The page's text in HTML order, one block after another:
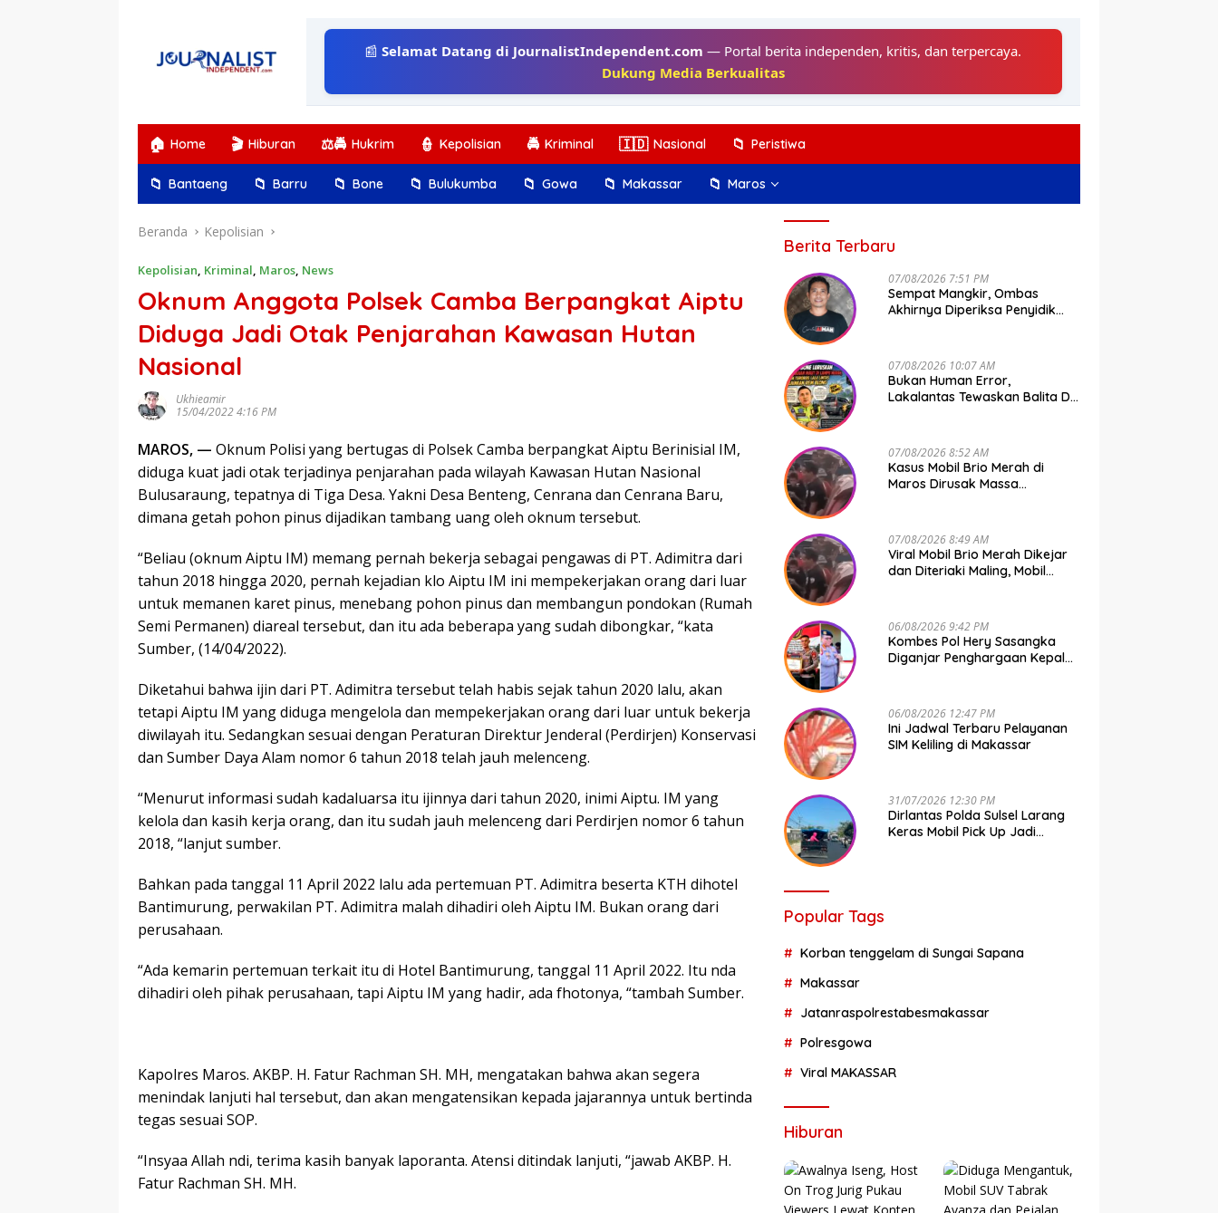
📰Selamat Datang di JournalistIndependent.com — Portal berita independen, kritis, dan terpercaya.
Dukung Media Berkualitas
🏠 Home 🎬 Hiburan ⚖️🚔 Hukrim 👮 Kepolisian 🚔 Kriminal 🇮🇩 Nasional 📁 Peristiwa
📁 Bantaeng 📁 Barru 📁 Bone 📁 Bulukumba 📁 Gowa 📁 Makassar 📁 Maros
Beranda Kepolisian
Kepolisian, Kriminal, Maros, News
Oknum Anggota Polsek Camba Berpangkat Aiptu
Diduga Jadi Otak Penjarahan Kawasan Hutan
Nasional
Ukhieamir
15/04/2022 4:16 PM
MAROS, — Oknum Polisi yang bertugas di Polsek Camba berpangkat Aiptu Berinisial IM,
diduga kuat jadi otak terjadinya penjarahan pada wilayah Kawasan Hutan Nasional
Bulusaraung, tepatnya di Tiga Desa. Yakni Desa Benteng, Cenrana dan Cenrana Baru,
dimana getah pohon pinus dijadikan tambang uang oleh oknum tersebut.
“Beliau (oknum Aiptu IM) memang pernah bekerja sebagai pengawas di PT. Adimitra dari
tahun 2018 hingga 2020, pernah kejadian klo Aiptu IM ini mempekerjakan orang dari luar
untuk memanen karet pinus, menebang pohon pinus dan membangun pondokan (Rumah
Semi Permanen) diareal tersebut, dan itu ada beberapa yang sudah dibongkar, “kata
Sumber, (14/04/2022).
Diketahui bahwa ijin dari PT. Adimitra tersebut telah habis sejak tahun 2020 lalu, akan
tetapi Aiptu IM yang diduga mengelola dan mempekerjakan orang dari luar untuk bekerja
diwilayah itu. Sedangkan sesuai dengan Peraturan Direktur Jenderal (Perdirjen) Konservasi
dan Sumber Daya Alam nomor 6 tahun 2018 telah jauh melenceng.
“Menurut informasi sudah kadaluarsa itu ijinnya dari tahun 2020, inimi Aiptu. IM yang
kelola dan kasih kerja orang, dan itu sudah jauh melenceng dari Perdirjen nomor 6 tahun
2018, “lanjut sumber.
Bahkan pada tanggal 11 April 2022 lalu ada pertemuan PT. Adimitra beserta KTH dihotel
Bantimurung, perwakilan PT. Adimitra malah dihadiri oleh Aiptu IM. Bukan orang dari
perusahaan.
“Ada kemarin pertemuan terkait itu di Hotel Bantimurung, tanggal 11 April 2022. Itu nda
dihadiri oleh pihak perusahaan, tapi Aiptu IM yang hadir, ada fhotonya, “tambah Sumber.
Kapolres Maros. AKBP. H. Fatur Rachman SH. MH, mengatakan bahwa akan segera
menindak lanjuti hal tersebut, dan akan mengatensikan kepada jajarannya untuk bertinda
tegas sesuai SOP.
“Insyaa Allah ndi, terima kasih banyak laporanta. Atensi ditindak lanjuti, “jawab AKBP. H.
Fatur Rachman SH. MH.
Berita Terbaru
07/08/2026 7:51 PM
Sempat Mangkir, Ombas
Akhirnya Diperiksa Penyidik
07/08/2026 10:07 AM
Bukan Human Error,
Lakalantas Tewaskan Balita Di
07/08/2026 8:52 AM
Kasus Mobil Brio Merah di
Maros Dirusak Massa
07/08/2026 8:49 AM
Viral Mobil Brio Merah Dikejar
dan Diteriaki Maling, Mobil
06/08/2026 9:42 PM
Kombes Pol Hery Sasangka
Diganjar Penghargaan Kepala
06/08/2026 12:47 PM
Ini Jadwal Terbaru Pelayanan
SIM Keliling di Makassar
31/07/2026 12:30 PM
Dirlantas Polda Sulsel Larang
Keras Mobil Pick Up Jadi
Popular Tags
Korban tenggelam di Sungai Sapana
Makassar
Jatanraspolrestabesmakassar
Polresgowa
Viral MAKASSAR
Hiburan